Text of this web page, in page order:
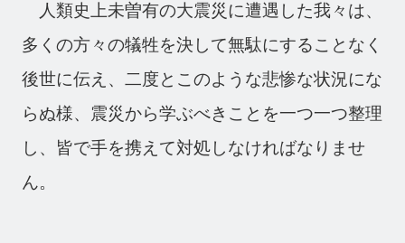
人類史上未曽有の大震災に遭遇した我々は、
多くの方々の犠牲を決して無駄にすることなく
後世に伝え、二度とこのような悲惨な状況にな
らぬ様、震災から学ぶべきことを一つ一つ整理
し、皆で手を携えて対処しなければなりませ
ん。